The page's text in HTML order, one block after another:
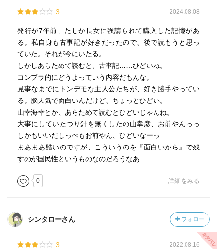
途中で読むのをやめられなかった。
これくらいわかりやすくかみ砕いた本であれば、
3 2024.08.08
発行が7年前、たしか長女に強請られて購入した記憶があ
る。私自身も古事記が好きだったので、後で読もうと思っ
ていた。それが今にいたる。
しかしあらためて読むと、古事記……ひどいね。
コンプラ的にどうよっていう内容だもんな。
見事なまでにトンデモな主人公たちが、好き勝手やってい
る。脳天気で面白いんだけど、ちょっとひどい。
山幸海幸とか、あらためて読むとひどいじゃんね。
大事にしていたつり針を無くしたの山幸彦、お前やんっっ
しかもいいだしっぺもお前やん、ひどいなーっ
まあまあ酷いのですが、こういうのを『面白いから』で残
すのが国民性というものなのだろうなあ
0 詳細をみる
シンタローさん フォロー
3 2022.08.16